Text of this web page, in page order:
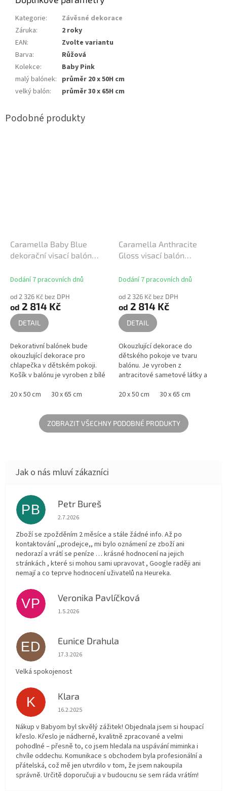
Kategorie:
Závěsné dekorace
Záruka:
2 roky
EAN:
Zvolte variantu
Barva:
Růžová
Kolekce:
Baby Pink
malý balónek: průměr 20 x 50H cm
velký balón: průměr 30 x 65H cm
Caramella Baby Blue
dekorační visací balón
Dodání 7 pracovních dnů
od 2 326 Kč bez DPH
od 2 814 Kč
DETAIL
Dekorativní balónek bude
okouzlující dekorace pro
chlapečka v dětském pokoji.
Košík v balónu je vyroben z bílé
bílé a modré barvě. Dekorační...
20 x 50 cm 30 x 65 cm
Caramella Anthracite
Gloss visací balón
Dodání 7 pracovních dnů
od 2 326 Kč bez DPH
od 2 814 Kč
DETAIL
Okouzlující dekorace do
dětského pokoje ve tvaru
balónu. Je vyroben z
antracitové sametové látky a
znakem. Dekorační balón má
20 x 50 cm 30 x 65 cm
ZOBRAZIT VŠECHNY PODOBNÉ PRODUKTY
PB Petr Bureš
Hodnocení obchodu je 1 z 5 hvězdiček.
2.7.2026
Zboží se zpožděním 2 měsíce a stále žádné info. Až po
kontaktování ,,prodejce,, mi bylo oznámení ze zboží ani
nedorazí a vrátí se peníze … krásné hodnocení na jejich
stránkách , které si mohou sami upravovat , Google raději ani
nemají a co teprve hodnocení uživatelů na Heureka.
VP Veronika Pavlíčková
Hodnocení obchodu je 5 z 5 hvězdiček.
1.5.2026
ED Eunice Drahula
Hodnocení obchodu je 5 z 5 hvězdiček.
17.3.2026
Velká spokojenost
K Klara
Hodnocení obchodu je 5 z 5 hvězdiček.
16.2.2025
Nákup v Babyom byl skvělý zážitek! Objednala jsem si houpací
křeslo. Křeslo je nádherné, kvalitně zpracované a velmi
pohodlné – přesně to, co jsem hledala na uspávání miminka i
chvíle oddechu. Komunikace s obchodem byla profesionální a
přátelská, což mě jen utvrdilo v tom, že jsem nakoupila
správně. Určitě doporučuji a v budoucnu se sem ráda vrátím!